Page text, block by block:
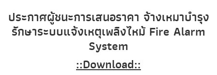
ประกาศผู้ชนะการเสนอราคา จ้างเหมาบำรุง
รักษาระบบแจ้งเหตุเพลิงไหม้ Fire Alarm
System
::Download::